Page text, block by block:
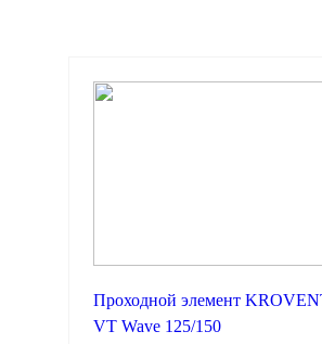
Проходной элемент
VT Wave 125/150